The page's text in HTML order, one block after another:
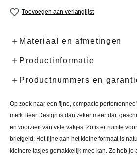
Toevoegen aan verlanglijst
Materiaal en afmetingen
Productinformatie
Productnummers en
Op zoek naar een fijne, compacte
merk Bear Design is dan zeker meer dan
en voorzien van vele vakjes. Zo is er ruimte
briefgeld. Het fijne aan het kleine formaat is
kleinere tasjes gemakkelijk mee kan. Zo heb je